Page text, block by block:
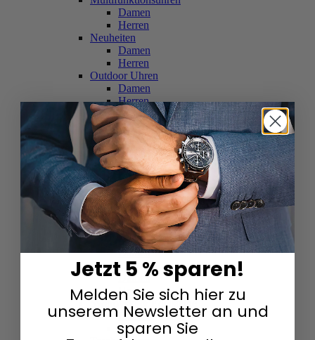
Damen
Herren
Neuheiten
Damen
Herren
Outdoor Uhren
Damen
Herren
Schweizer Uhren
Damen
Herren
Skelettuhren
Damen
Herren
Smartwatches
Damen
Herren
Solaruhren
Herren
Damen
Sportuhren
Damen
Herren
Swarovski & Edelsteine
Damen
Herren
Jetzt 5 % sparen!
Melden Sie sich hier zu
unserem Newsletter an und
sparen Sie